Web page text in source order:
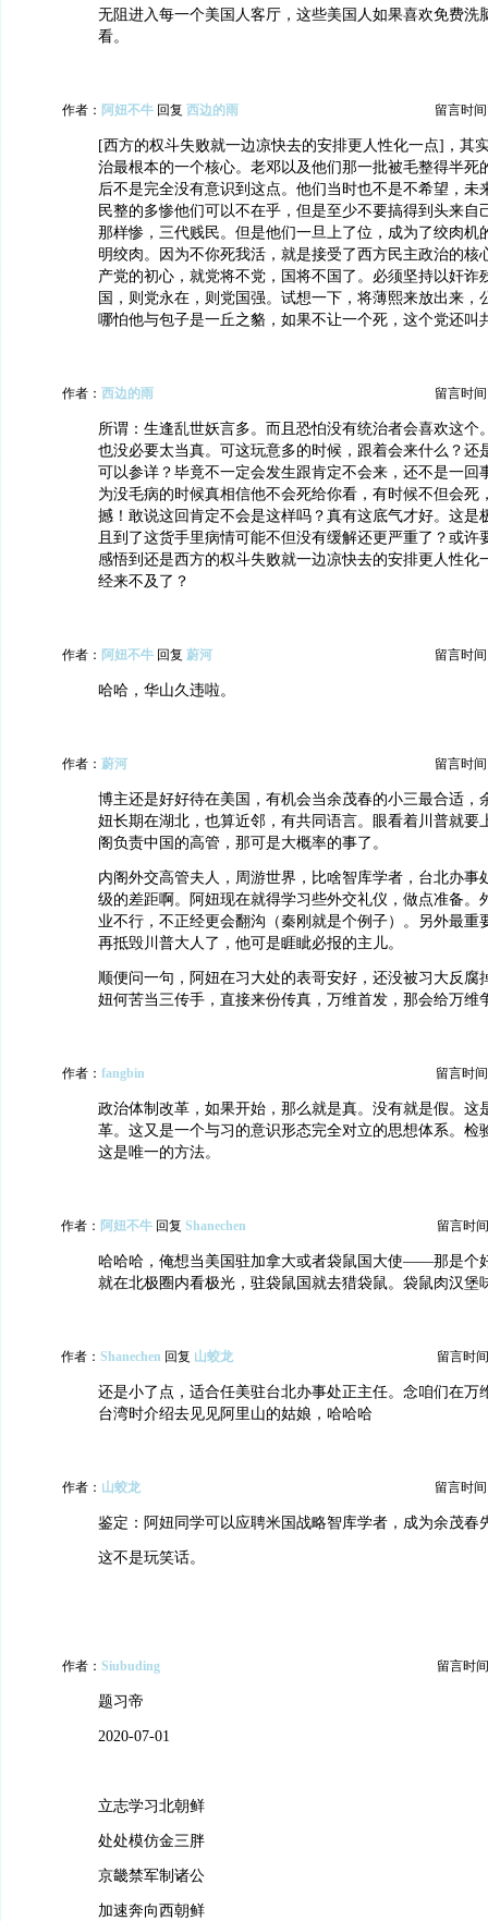
无阻进入每一个美国人客厅，这些美国人如果喜欢免费洗
看。
作者： 阿妞不牛 回复 西边的雨 留言时间
[西方的权斗失败就一边凉快去的安排更人性化一点]，其
治最根本的一个核心。老邓以及他们那一批被毛整得半死
后不是完全没有意识到这点。他们当时也不是不希望，未
民整的多惨他们可以不在乎，但是至少不要搞得到头来自
那样惨，三代贱民。但是他们一旦上了位，成为了绞肉机
明绞肉。因为不你死我活，就是接受了西方民主政治的核
产党的初心，就党将不党，国将不国了。必须坚持以奸诈
国，则党永在，则党国强。试想一下，将薄熙来放出来，
哪怕他与包子是一丘之貉，如果不让一个死，这个党还叫
作者： 西边的雨 留言时间
所谓：生逢乱世妖言多。而且恐怕没有统治者会喜欢这个
也没必要太当真。可这玩意多的时候，跟着会来什么？还
可以参详？毕竟不一定会发生跟肯定不会来，还不是一回
为没毛病的时候真相信他不会死给你看，有时候不但会死
撼！敢说这回肯定不会是这样吗？真有这底气才好。这是
且到了这货手里病情可能不但没有缓解还更严重了？或许
感悟到还是西方的权斗失败就一边凉快去的安排更人性化
经来不及了？
作者： 阿妞不牛 回复 蔚河 留言时间
哈哈，华山久违啦。
作者： 蔚河 留言时间
博主还是好好待在美国，有机会当余茂春的小三最合适，
妞长期在湖北，也算近邻，有共同语言。眼看着川普就要
阁负责中国的高管，那可是大概率的事了。
内阁外交高管夫人，周游世界，比啥智库学者，台北办事
级的差距啊。阿妞现在就得学习些外交礼仪，做点准备。
业不行，不正经更会翻沟（秦刚就是个例子）。另外最重
再抵毁川普大人了，他可是睚眦必报的主儿。
顺便问一句，阿妞在习大处的表哥安好，还没被习大反腐
妞何苦当三传手，直接来份传真，万维首发，那会给万维
作者： fangbin 留言时
政治体制改革，如果开始，那么就是真。没有就是假。这
革。这又是一个与习的意识形态完全对立的思想体系。检
这是唯一的方法。
作者： 阿妞不牛 回复 Shanechen 留言时
哈哈哈，俺想当美国驻加拿大或者袋鼠国大使——那是个
就在北极圈内看极光，驻袋鼠国就去猎袋鼠。袋鼠肉汉堡
作者： Shanechen 回复 山蛟龙 留言时
还是小了点，适合任美驻台北办事处正主任。念咱们在万
台湾时介绍去见见阿里山的姑娘，哈哈哈
作者： 山蛟龙 留言时间
鉴定：阿妞同学可以应聘米国战略智库学者，成为余茂春
这不是玩笑话。
作者： Siubuding 留言时
题习帝
2020-07-01
立志学习北朝鲜
处处模仿金三胖
京畿禁军制诸公
加速奔向西朝鲜